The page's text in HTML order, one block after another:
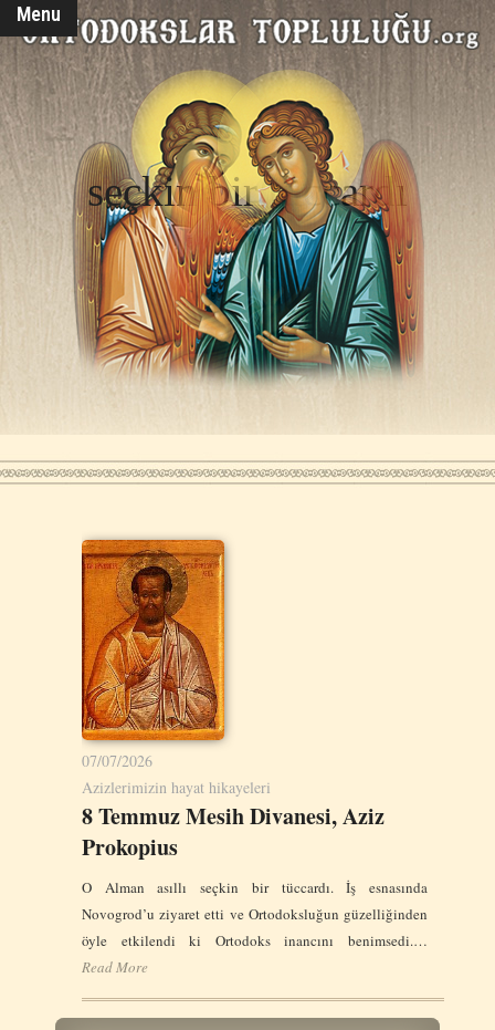
Menu
seçkin bir tüccardı
07/07/2026
Azizlerimizin hayat hikayeleri
8 Temmuz Mesih Divanesi, Aziz
Prokopius
O Alman asıllı seçkin bir tüccardı. İş esnasında
Novogrod’u ziyaret etti ve Ortodoksluğun güzelliğinden
öyle etkilendi ki Ortodoks inancını benimsedi.…
Read More